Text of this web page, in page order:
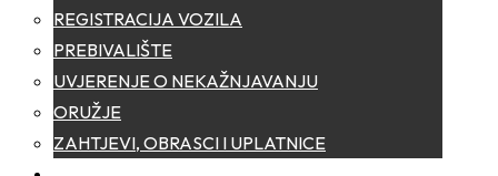
REGISTRACIJA VOZILA
PREBIVALIŠTE
UVJERENJE O NEKAŽNJAVANJU
ORUŽJE
ZAHTJEVI, OBRASCI I UPLATNICE